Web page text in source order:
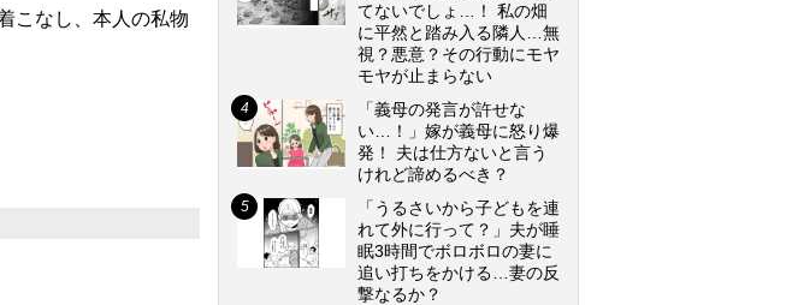
こなし、本人の私物
てないでしょ…！ 私の畑
に平然と踏み入る隣人…無
視？悪意？その行動にモヤ
モヤが止まらない
「義母の発言が許せな
い…！」嫁が義母に怒り爆
発！ 夫は仕方ないと言う
けれど諦めるべき？
「うるさいから子どもを連
れて外に行って？」夫が睡
眠3時間でボロボロの妻に
追い打ちをかける…妻の反
撃なるか？